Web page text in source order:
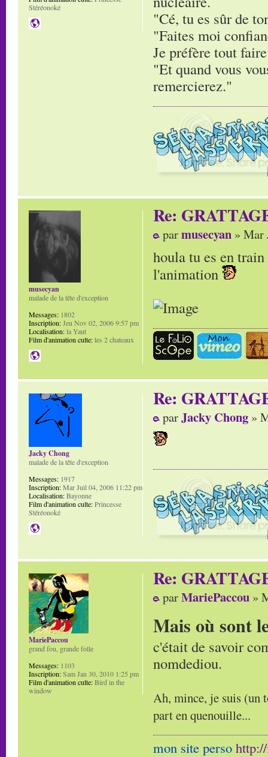
"Cé, tu es sûr de
"Faites moi
Je préfère tout
"Et quand vous
remercierez."
Stéréonoké
Re:
parmusecyan » Mar
houla tu es en
l'animation
musecyan
malade de la tête d'exception
Messages: 1802
Inscription:Jeu Nov 02, 2006 9:57 pm
Localisation:la Yaut
Film d'animation culte:les 2 chateaux
Re:
parJacky Chong »
Jacky Chong
malade de la tête d'exception
Messages: 1917
Inscription:Mar Juil 04, 2006 11:22 pm
Localisation:Bayonne
Film d'animation culte:Princesse
Stéréonoké
Re:
parMariePaccou »
Mais où sont
c'était de savoir
nomdediou.
Ah, mince, je suis (un
part en quenouille...
mon site perso
MariePaccou
grand fou, grande folle
Messages: 1103
Inscription:Sam Jan 30, 2010 1:25 pm
Film d'animation culte:Bird in the
window